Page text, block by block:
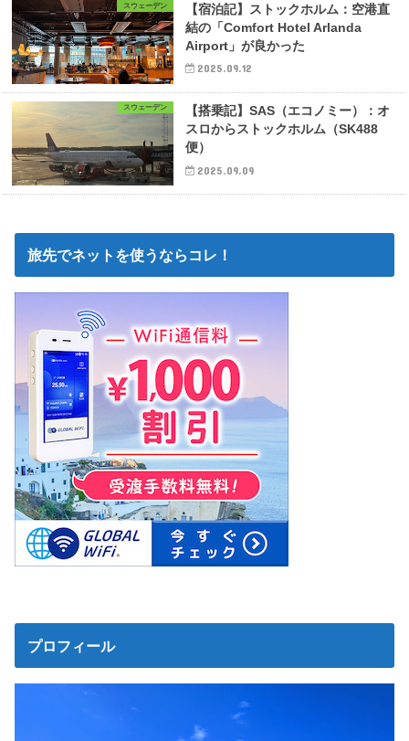
スウェーデン
【宿泊記】ストックホルム：空港直
結の「Comfort Hotel Arlanda
Airport」が良かった
2025.09.12
スウェーデン
【搭乗記】SAS（エコノミー）：オ
スロからストックホルム（SK488
便）
2025.09.09
旅先でネットを使うならコレ！
プロフィール